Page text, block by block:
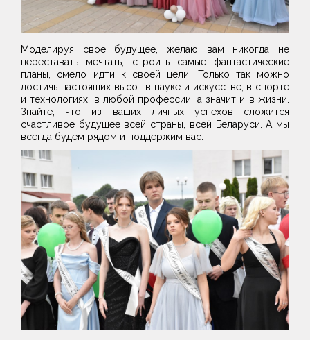
Моделируя свое будущее, желаю вам никогда не
переставать мечтать, строить самые фантастические
планы, смело идти к своей цели. Только так можно
достичь настоящих высот в науке и искусстве, в спорте
и технологиях, в любой профессии, а значит и в жизни.
Знайте, что из ваших личных успехов сложится
счастливое будущее всей страны, всей Беларуси. А мы
всегда будем рядом и поддержим вас.